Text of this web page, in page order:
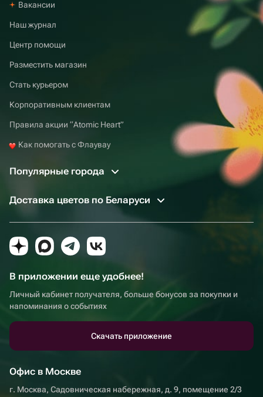
Вакансии
Наш журнал
Центр помощи
Разместить магазин
Стать курьером
Корпоративным клиентам
Правила акции “Atomic Heart”
Как помогать с Флаувау
Популярные города
Доставка цветов по Беларуси
В приложении еще удобнее!
Личный кабинет получателя, больше бонусов за покупки и
напоминания о событиях
Скачать приложение
Офис в Москве
г. Москва, Садовническая набережная, д. 9, помещение 2/3